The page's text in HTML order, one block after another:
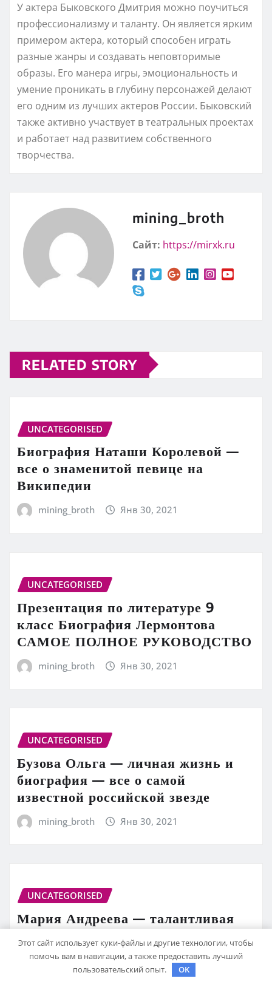
У актера Быковского Дмитрия можно поучиться
профессионализму и таланту. Он является ярким
примером актера, который способен играть
разные жанры и создавать неповторимые
образы. Его манера игры, эмоциональность и
умение проникать в глубину персонажей делают
его одним из лучших актеров России. Быковский
также активно участвует в театральных проектах
и работает над развитием собственного
творчества.
mining_broth
Сайт: https://mirxk.ru
RELATED STORY
UNCATEGORISED
Биография Наташи Королевой —
все о знаменитой певице на
Википедии
mining_broth Янв 30, 2021
UNCATEGORISED
Презентация по литературе 9
класс Биография Лермонтова
САМОЕ ПОЛНОЕ РУКОВОДСТВО
mining_broth Янв 30, 2021
UNCATEGORISED
Бузова Ольга — личная жизнь и
биография — все о самой
известной российской звезде
mining_broth Янв 30, 2021
UNCATEGORISED
Мария Андреева — талантливая
и захватывающая биография
mining_broth Янв 30, 2021
Этот сайт использует куки-файлы и другие технологии, чтобы
помочь вам в навигации, а также предоставить лучший
пользовательский опыт.
OK